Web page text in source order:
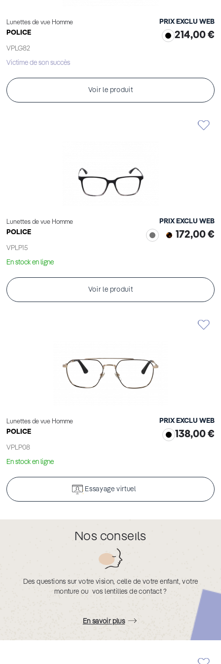
Lunettes de vue Homme
POLICE
VPLG82
PRIX EXCLU WEB
214,00 €
Victime de son succès
Voir le produit
Lunettes de vue Homme
POLICE
VPLP15
PRIX EXCLU WEB
172,00 €
En stock en ligne
Voir le produit
Lunettes de vue Homme
POLICE
VPLP08
PRIX EXCLU WEB
138,00 €
En stock en ligne
Essayage virtuel
Nos conseils
Des questions sur votre vision, celle de votre enfant, votre
monture ou vos lentilles de contact ?
En savoir plus